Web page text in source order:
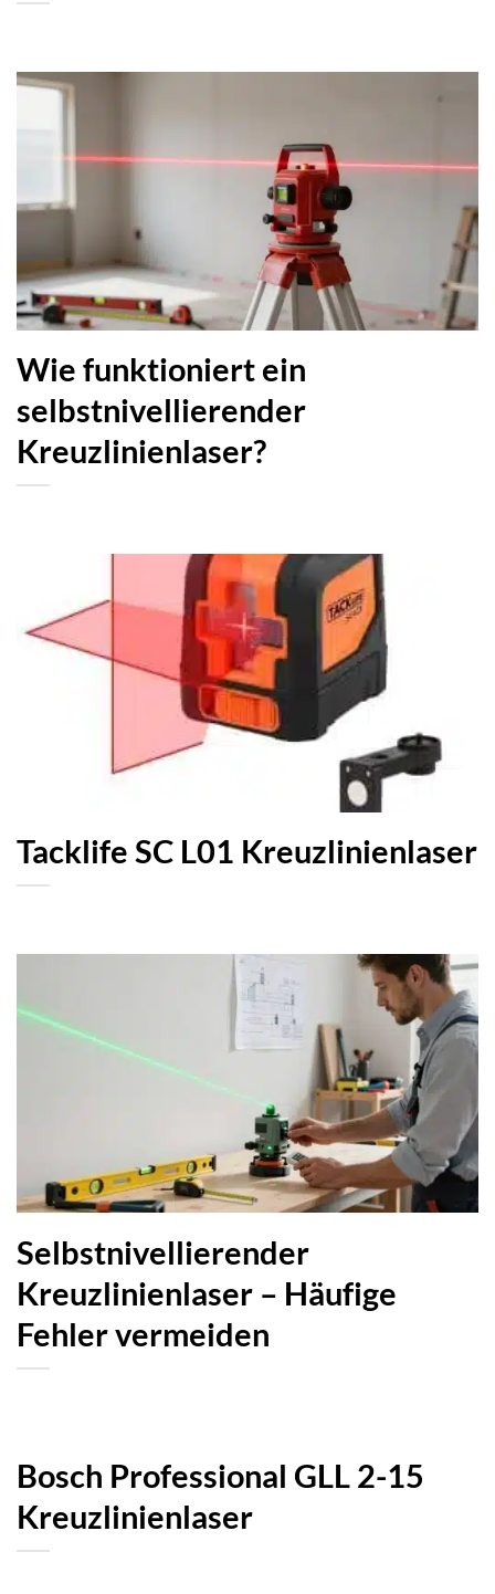
Wie funktioniert ein
selbstnivellierender
Kreuzlinienlaser?
Tacklife SC L01 Kreuzlinienlaser
Selbstnivellierender
Kreuzlinienlaser – Häufige
Fehler vermeiden
Bosch Professional GLL 2-15
Kreuzlinienlaser